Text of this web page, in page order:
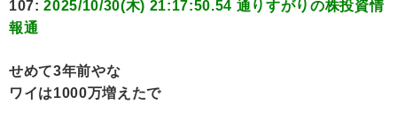
107:2025/10/30(木) 21:17:50.54 通りすがりの株投資情
報通
せめて3年前やな
ワイは1000万増えたで